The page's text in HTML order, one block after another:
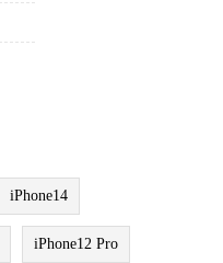
iPhone14
iPhone12 Pro